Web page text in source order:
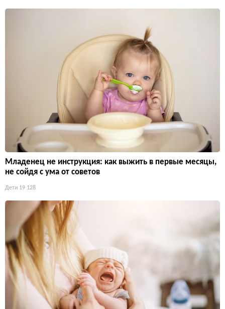
Младенец не инструкция: как выжить в первые месяцы,
не сойдя с ума от советов
Дети 19 128